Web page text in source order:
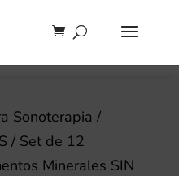
Sonoterapia /
/ Set de 12
Minerales SIN